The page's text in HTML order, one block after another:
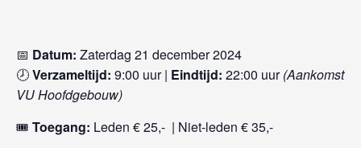
📅 Datum: Zaterdag 21 december 2024
🕗Verzameltijd: 9:00 uur | Eindtijd: 22:00 uur(Aankomst
VU Hoofdgebouw)
🎟 Toegang: Leden € 25,- | Niet-leden € 35,-